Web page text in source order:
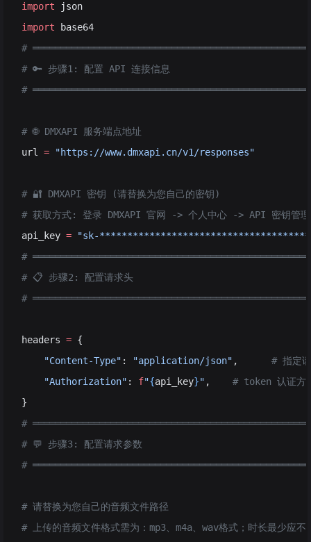
import json
import base64
#
# 🔑 步骤1: 配置 API 连接信息
#
# 🌐 DMXAPI 服务端点地址
url = "https://www.dmxapi.cn/v1/responses"
# 🔐 DMXAPI 密钥 (请替换为您自己的密钥)
# 获取方式: 登录 DMXAPI 官网 -> 个人中心 -> API 密钥管理
api_key = "sk-
#
# 📋 步骤2: 配置请求头
#
headers = {
    "Content-Type"
: "application/json" , # 指定
    "Authorization"
: f"{api_key}" , # token 认证方
}
#
# 💬 步骤3: 配置请求参数
#
# 请替换为您自己的音频文件路径
# 上传的音频文件格式需为：mp3、m4a、wav格式；时长最少应